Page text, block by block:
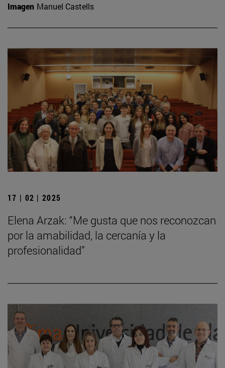
Imagen Manuel Castells
17 | 02 | 2025
Elena Arzak: “Me gusta que nos reconozcan
por la amabilidad, la cercanía y la
profesionalidad”